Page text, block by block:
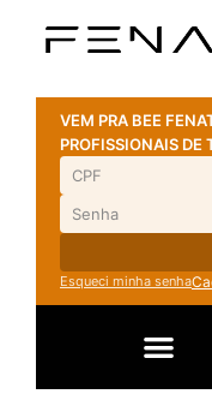
VEM PRA BEE
PROFISSIONAIS DE
Esqueci minha senha